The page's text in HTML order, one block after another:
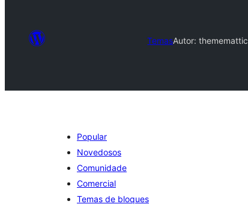
TemasAutor: thememattic
Popular
Novedosos
Comunidade
Comercial
Temas de bloques